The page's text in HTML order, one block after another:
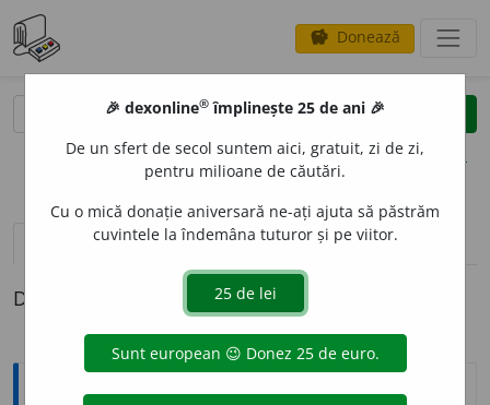
savings Donează
clear
opțiuni
definiții (1) pronunțievolume_up (28)
Definiția cu ID-ul 490331:
Explicative DEX
🎉 dexonline® împlinește 25 de ani 🎉
De un sfert de secol suntem aici, gratuit, zi de zi,
pentru milioane de căutări.
Cu o mică donație aniversară ne-ați ajuta să păstrăm
cuvintele la îndemâna tuturor și pe viitor.